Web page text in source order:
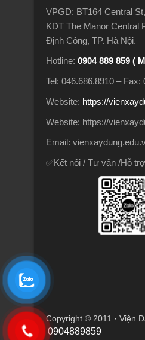
0904889859
VPGD: BT164 Central
KDT The Manor Central
Định Công, TP. Hà Nội.
Hotline: 0904 889 859 (
Tel: 046.686.8910 – Fax:
Website: https://
Website: https://
Email:
✅Kết nối / Tư vấn /Hỗ
Copyright © 2011 · Viện